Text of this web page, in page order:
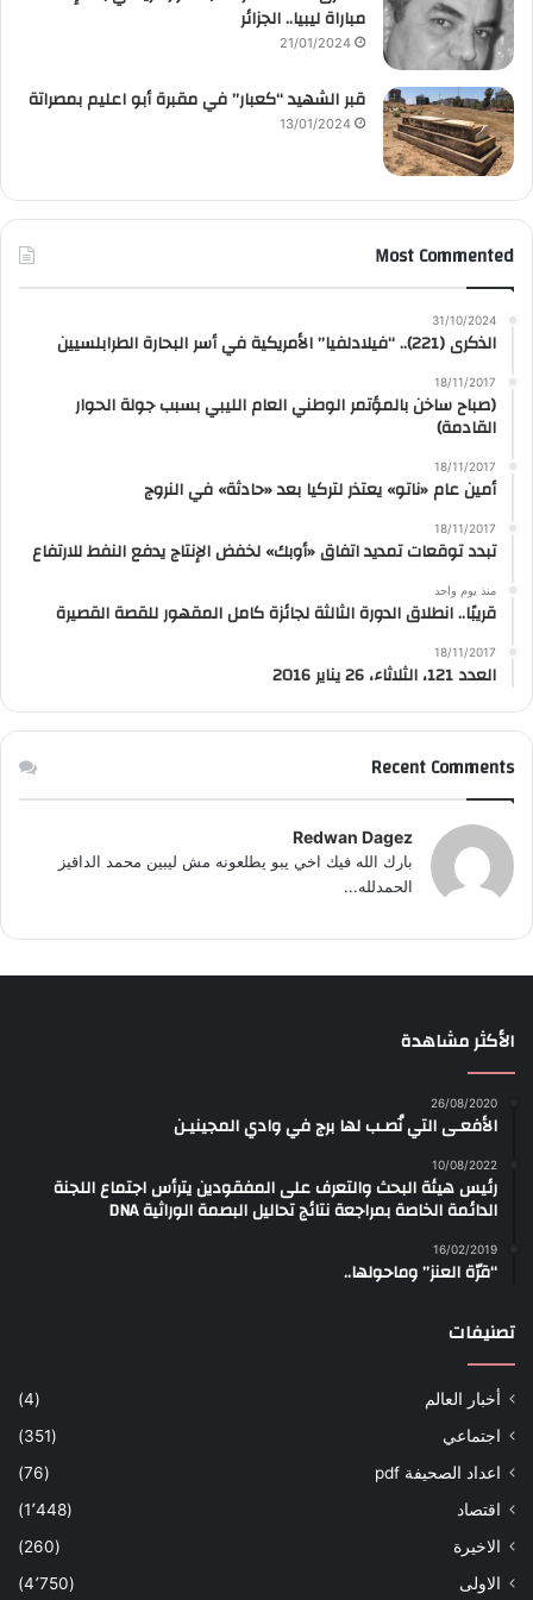
مباراة ليبيا.. الجزائر
21/01/2024
قبر الشهيد “كعبار” في مقبرة أبو اعليم بمصراتة
13/01/2024
Most Commented
31/10/2024
الذكرى (221).. “فيلادلفيا” الأمريكية في أسر البحارة الطرابلسيين
18/11/2017
(صباح ساخن بالمؤتمر الوطني العام الليبي بسبب جولة الحوار
القادمة)
18/11/2017
أمين عام «ناتو» يعتذر لتركيا بعد «حادثة» في النروج
18/11/2017
تبدد توقعات تمديد اتفاق «أوبك» لخفض الإنتاج يدفع النفط للارتفاع
منذ يوم واحد
قريبًا.. انطلاق الدورة الثالثة لجائزة كامل المقهور للقصة القصيرة
18/11/2017
العدد 121، الثلاثاء، 26 يناير 2016
Recent Comments
Redwan Dagez
بارك الله فيك اخي يبو يطلعونه مش ليبين محمد الداقيز
الحمدلله...
الأكثر مشاهدة
26/08/2020
الأفعـى التي نُصـب لها برج في وادي المجينيـن
10/08/2022
رئيس هيئة البحث والتعرف على المفقودين يترأس اجتماع اللجنة
الدائمة الخاصة بمراجعة نتائج تحاليل البصمة الوراثية DNA
16/02/2019
“قرّة العنز” وماحولها..
تصنيفات
أخبار العالم
(4)
اجتماعي
(351)
اعداد الصحيفة pdf
(76)
اقتصاد
(1٬448)
الاخيرة
(260)
الاولى
(4٬750)